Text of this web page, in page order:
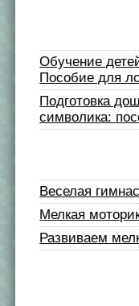
Обучение
Пособие для
Подготовка
символика:
Веселая
Мелкая
Развиваем